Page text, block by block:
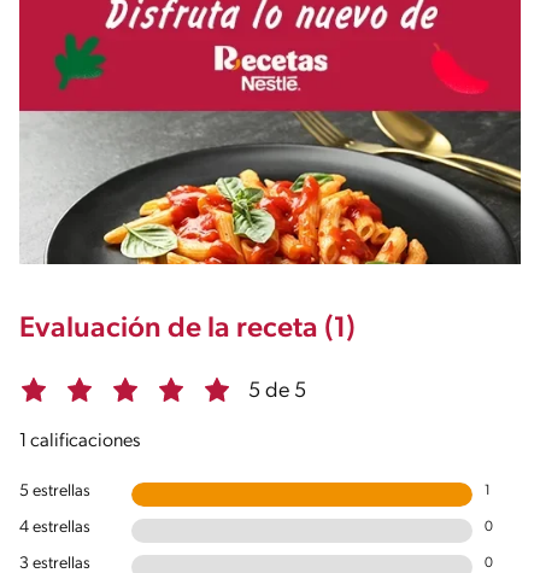
Evaluación de la receta (1)
5 de 5
1 calificaciones
5 estrellas
4 estrellas 0
3 estrellas 0